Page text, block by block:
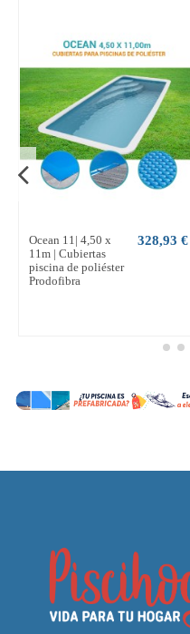
Ocean 11| 4,50 x
11m | Cubiertas
piscina de poliéster
Prodofibra
328,93 €